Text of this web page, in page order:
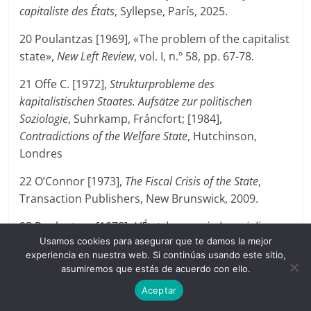
capitaliste des États, Syllepse, París, 2025.
20 Poulantzas [1969], «The problem of the capitalist
state»,New Left Review, vol. I, n.º 58, pp. 67-78.
21 Offe C. [1972],Strukturprobleme des
kapitalistischen Staates. Aufsätze zur politischen
Soziologie, Suhrkamp, Fráncfort; [1984],
Contradictions of the Welfare State, Hutchinson,
Londres
22 O’Connor [1973], The Fiscal Crisis of the State,
Transaction Publishers, New Brunswick, 2009.
23 Poulantzas [1978],L’État, le pouvoir, le socialisme,
Les Prairies ordinaires, París, 2013, p. 192.
24 Douet Y. [2019], «Althusser, Poulantzas y el
problema de la autonomía de la política»,
Usamos cookies para asegurar que te damos la mejor
experiencia en nuestra web. Si continúas usando este sitio,
asumiremos que estás de acuerdo con ello.
Aceptar